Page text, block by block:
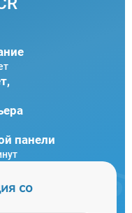
панели
со